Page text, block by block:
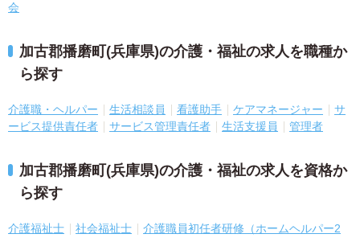
会
加古郡播磨町(兵庫県)の介護・福祉の求人を職種か
ら探す
介護職・ヘルパー 生活相談員 看護助手 ケアマネージャー
サ
ービス提供責任者
サービス管理責任者 生活支援員 管理者
加古郡播磨町(兵庫県)の介護・福祉の求人を資格か
ら探す
介護福祉士 社会福祉士
介護職員初任者研修（ホームヘルパー2